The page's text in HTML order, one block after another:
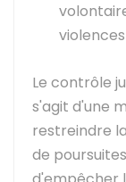
Le contrôle
s'agit d'une
restreindre
de